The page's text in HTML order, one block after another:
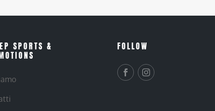
SPORTS & FOLLOW